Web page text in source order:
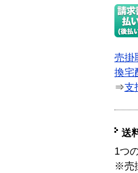
売掛
換宅
⇒支
送
1つ
※売